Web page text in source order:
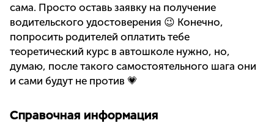
сама. Просто оставь заявку на получение
водительского удостоверения 😉 Конечно,
попросить родителей оплатить тебе
теоретический курс в автошколе нужно, но,
думаю, после такого самостоятельного шага они
и сами будут не против 💗
Справочная информация